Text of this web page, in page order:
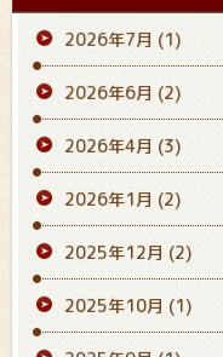
2026年7月 (1)
2026年6月 (2)
2026年4月 (3)
2026年1月 (2)
2025年12月 (2)
2025年10月 (1)